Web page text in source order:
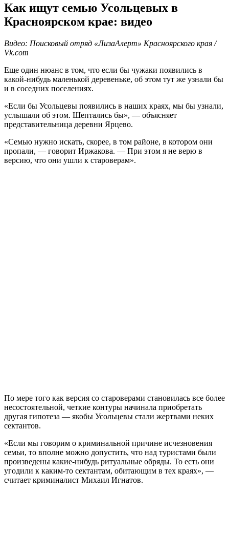
Как ищут семью Усольцевых в
Красноярском крае: видео
Видео: Поисковый отряд «ЛизаАлерт» Красноярского края /
Vk.com
Еще один нюанс в том, что если бы чужаки появились в
какой-нибудь маленькой деревеньке, об этом тут же узнали бы
и в соседних поселениях.
«Если бы Усольцевы появились в наших краях, мы бы узнали,
услышали об этом. Шептались бы», — объясняет
представительница деревни Ярцево.
«Семью нужно искать, скорее, в том районе, в котором они
пропали, — говорит Иржакова. — При этом я не верю в
версию, что они ушли к староверам».
По мере того как версия со староверами становилась все более
несостоятельной, четкие контуры начинала приобретать
другая гипотеза — якобы Усольцевы стали жертвами неких
сектантов.
«Если мы говорим о криминальной причине исчезновения
семьи, то вполне можно допустить, что над туристами были
произведены какие-нибудь ритуальные обряды. То есть они
угодили к каким-то сектантам, обитающим в тех краях», —
считает криминалист Михаил Игнатов.